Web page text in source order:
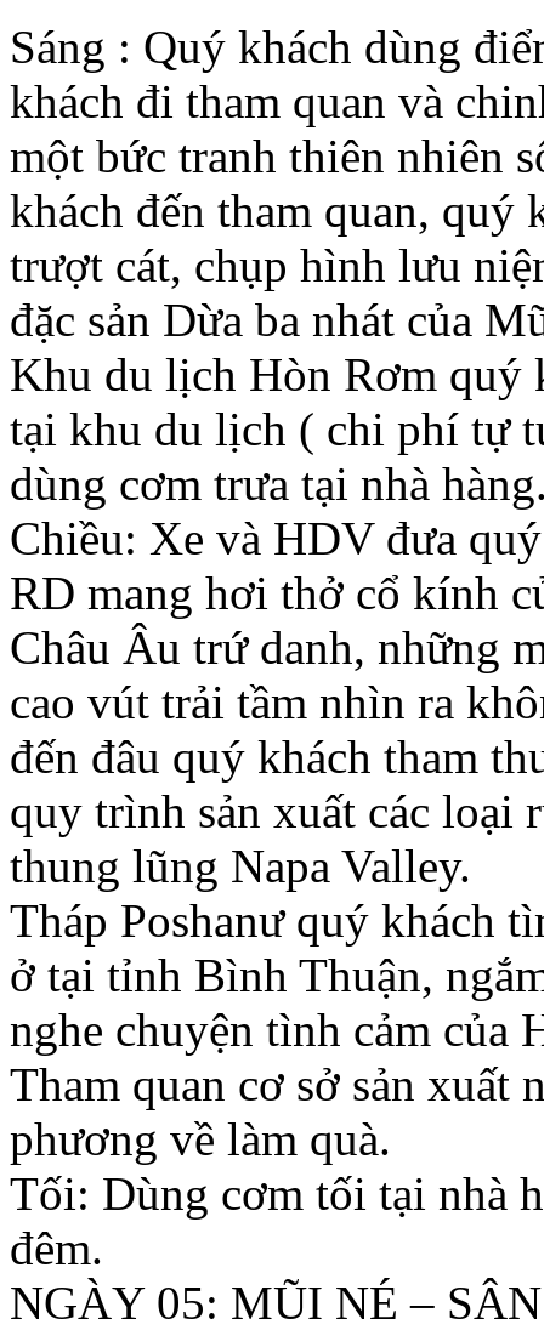
Sáng : Quý khách dùng
khách đi tham quan và
một bức tranh thiên nhiên
khách đến tham quan, quý
trượt cát, chụp hình lưu
đặc sản Dừa ba nhát của
Khu du lịch Hòn Rơm quý
tại khu du lịch ( chi phí tự
dùng cơm trưa tại nhà
Chiều: Xe và HDV đưa
RD mang hơi thở cổ kính
Châu Âu trứ danh, những
cao vút trải tầm nhìn ra
đến đâu quý khách tham
quy trình sản xuất các loại
thung lũng Napa Valley.
Tháp Poshanư quý khách
ở tại tỉnh Bình Thuận,
nghe chuyện tình cảm của
Tham quan cơ sở sản xuất
phương về làm quà.
Tối: Dùng cơm tối tại nhà
đêm.
NGÀY 05: MŨI NÉ –